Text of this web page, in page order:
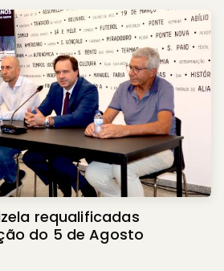
requalificadas
do 5 de Agosto